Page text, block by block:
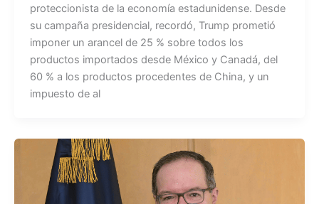
proteccionista de la economía estadunidense. Desde
su campaña presidencial, recordó, Trump prometió
imponer un arancel de 25 % sobre todos los
productos importados desde México y Canadá, del
60 % a los productos procedentes de China, y un
impuesto de al